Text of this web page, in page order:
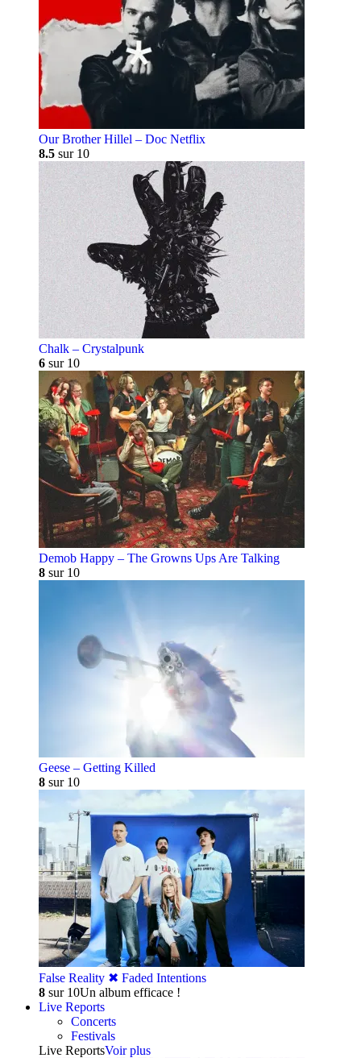
Our Brother Hillel – Doc Netflix
8.5 sur 10
Chalk – Crystalpunk
6 sur 10
Demob Happy – The Growns Ups Are Talking
8 sur 10
Geese – Getting Killed
8 sur 10
False Reality ✖︎ Faded Intentions
8 sur 10Un album efficace !
Live Reports
Concerts
Festivals
Live ReportsVoir plus